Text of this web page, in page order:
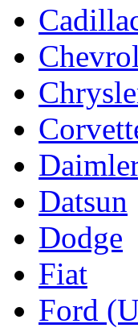
Datsun
Dodge
Fiat
Ford